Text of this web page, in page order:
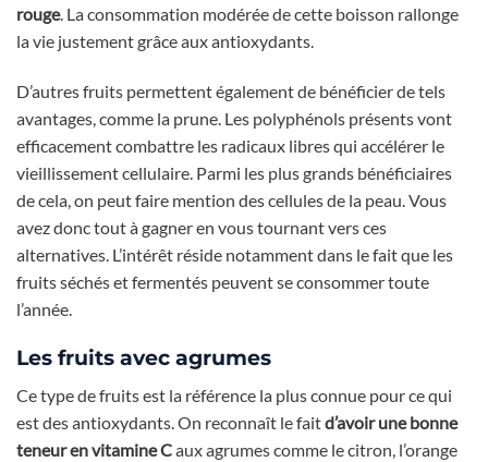
rouge. La consommation modérée de cette boisson rallonge
la vie justement grâce aux antioxydants.
D’autres fruits permettent également de bénéficier de tels
avantages, comme la prune. Les polyphénols présents vont
efficacement combattre les radicaux libres qui accélérer le
vieillissement cellulaire. Parmi les plus grands bénéficiaires
de cela, on peut faire mention des cellules de la peau. Vous
avez donc tout à gagner en vous tournant vers ces
alternatives. L’intérêt réside notamment dans le fait que les
fruits séchés et fermentés peuvent se consommer toute
l’année.
Les fruits avec agrumes
Ce type de fruits est la référence la plus connue pour ce qui
est des antioxydants. On reconnaît le faitd’avoir une bonne
teneur en vitamine Caux agrumes comme le citron, l’orange